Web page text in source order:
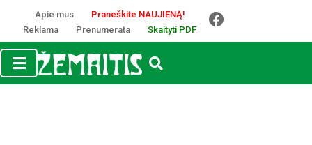
Apie mus
Praneškite NAUJIENĄ!
Reklama
Prenumerata Skaityti PDF